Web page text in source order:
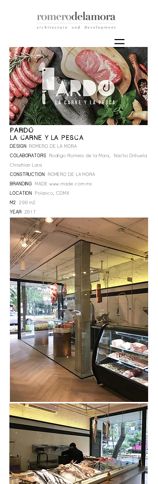
PARDO
LA CARNE Y LA PESCA
DESIGN ROMERO DE LA MORA
COLABORATORS Rodrigo Romero de la Mora, Nacho Orihuela
Christhian Lara
CONSTRUCTION ROMERO DE LA MORA
BRANDING
MADE www.made.com .mx
LOCATIONPolanco, CDMX
M2
200 m2
YEAR 2017